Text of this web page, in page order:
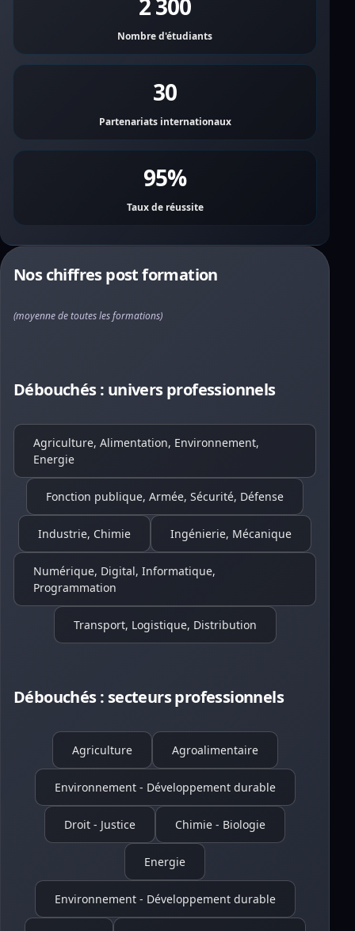
2 300
Nombre d'étudiants
30
Partenariats internationaux
95%
Taux de réussite
Nos chiffres post formation
(moyenne de toutes les formations)
Débouchés : univers professionnels
Agriculture, Alimentation, Environnement,
Energie
Fonction publique, Armée, Sécurité, Défense
Industrie, Chimie Ingénierie, Mécanique
Numérique, Digital, Informatique,
Programmation
Transport, Logistique, Distribution
Débouchés : secteurs professionnels
Agriculture Agroalimentaire
Environnement - Développement durable
Droit - Justice Chimie - Biologie
Energie
Environnement - Développement durable